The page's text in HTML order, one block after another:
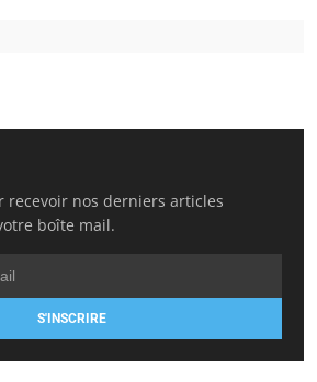
recevoir nos derniers articles
boîte mail.
S'INSCRIRE